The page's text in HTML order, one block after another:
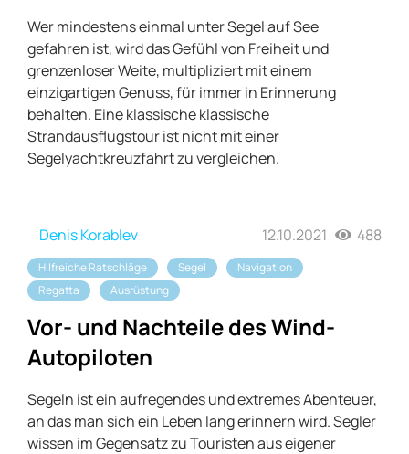
Wer mindestens einmal unter Segel auf See
gefahren ist, wird das Gefühl von Freiheit und
grenzenloser Weite, multipliziert mit einem
einzigartigen Genuss, für immer in Erinnerung
behalten. Eine klassische klassische
Strandausflugstour ist nicht mit einer
Segelyachtkreuzfahrt zu vergleichen.
Denis Korablev 12.10.2021 488
Hilfreiche Ratschläge Segel
Navigation
Regatta
Ausrüstung
Vor- und Nachteile des Wind-
Autopiloten
Segeln ist ein aufregendes und extremes Abenteuer,
an das man sich ein Leben lang erinnern wird. Segler
wissen im Gegensatz zu Touristen aus eigener